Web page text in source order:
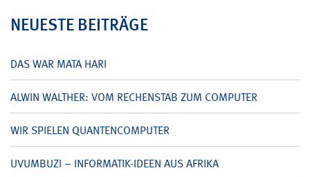
NEUESTE BEITRÄGE
DAS WAR MATA HARI
ALWIN WALTHER: VOM RECHENSTAB ZUM COMPUTER
WIR SPIELEN QUANTENCOMPUTER
UVUMBUZI – INFORMATIK-IDEEN AUS AFRIKA